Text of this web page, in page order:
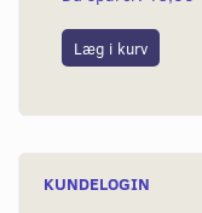
Læg i kurv
KUNDELOGIN